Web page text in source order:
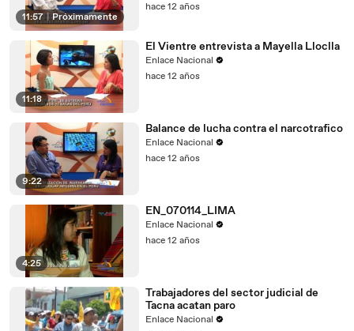
11:57 | Próximamente
hace 12 años
11:18
El Vientre entrevista a Mayella Lloclla
Enlace Nacional
hace 12 años
9:22
Balance de lucha contra el narcotrafico
Enlace Nacional
hace 12 años
4:25
EN_070114_LIMA
Enlace Nacional
hace 12 años
Trabajadores del sector judicial de
Tacna acatan paro
Enlace Nacional